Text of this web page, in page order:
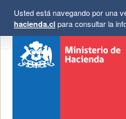
Usted está navegando por una
hacienda.cl para consultar la